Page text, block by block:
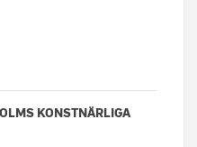
KONSTNÄRLIGA